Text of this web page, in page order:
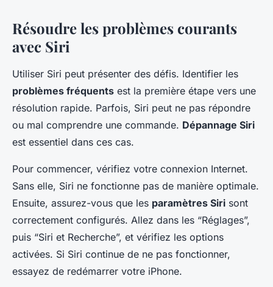
Résoudre les problèmes courants
avec Siri
Utiliser Siri peut présenter des défis. Identifier les
problèmes fréquents est la première étape vers une
résolution rapide. Parfois, Siri peut ne pas répondre
ou mal comprendre une commande. Dépannage Siri
est essentiel dans ces cas.
Pour commencer, vérifiez votre connexion Internet.
Sans elle, Siri ne fonctionne pas de manière optimale.
Ensuite, assurez-vous que les paramètres Siri sont
correctement configurés. Allez dans les “Réglages”,
puis “Siri et Recherche”, et vérifiez les options
activées. Si Siri continue de ne pas fonctionner,
essayez de redémarrer votre iPhone.